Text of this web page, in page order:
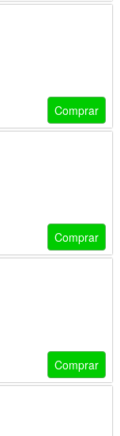
Comprar
Comprar
Comprar